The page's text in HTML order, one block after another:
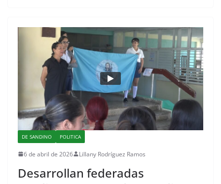
DE SANDINO POLITICA
6 de abril de 2026 Lillany Rodríguez Ramos
Desarrollan federadas